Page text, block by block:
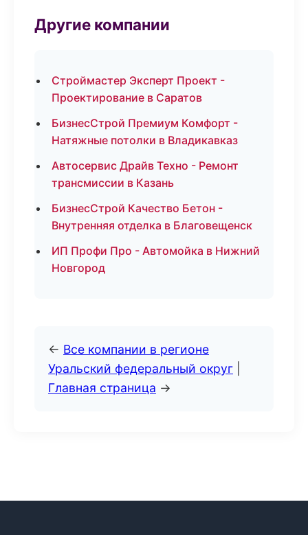
Другие компании
Строймастер Эксперт Проект -
Проектирование в Саратов
БизнесСтрой Премиум Комфорт -
Натяжные потолки в Владикавказ
Автосервис Драйв Техно - Ремонт
трансмиссии в Казань
БизнесСтрой Качество Бетон -
Внутренняя отделка в Благовещенск
ИП Профи Про - Автомойка в Нижний
Новгород
← Все компании в регионе
Уральский федеральный округ
Главная страница →